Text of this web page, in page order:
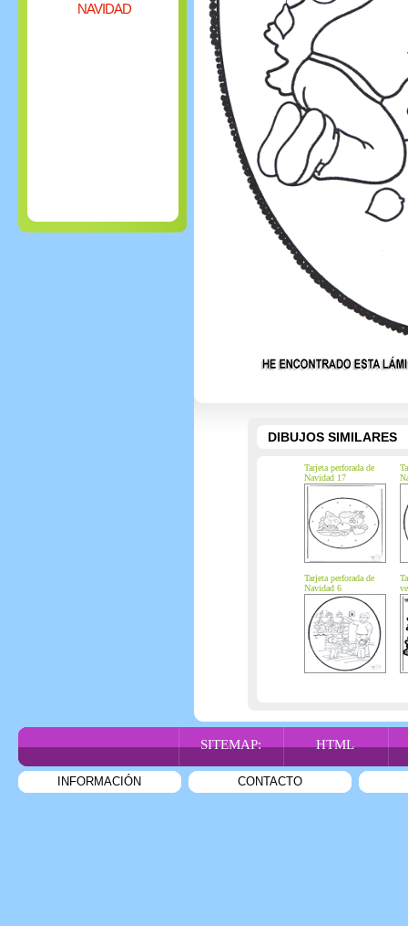
NAVIDAD
DIBUJOS SIMILARES
Tarjeta perforada de
Navidad 17
Tarjeta perforada de
Navidad 6
SITEMAP: HTML
INFORMACIÓN CONTACTO